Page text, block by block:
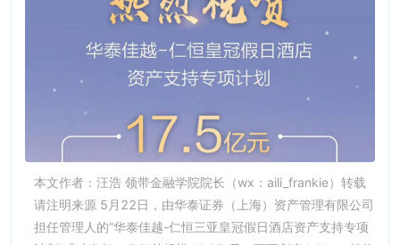
本文作者：汪浩 领带金融学院院长（wx：aili_frankie）转载
请注明来源 5月22日，由华泰证券（上海）资产管理有限公司
担任管理人的“华泰佳越-仁恒三亚皇冠假日酒店资产支持专项